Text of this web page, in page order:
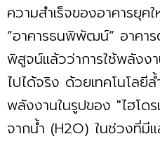
ความสำเร็จของอาคารยุค
“อาคารธนพิพัฒน์” อาคา
พิสูจน์แล้วว่าการใช้พลังง
ไปได้จริง ด้วยเทคโนโลยี
พลังงานในรูปของ "ไฮโด
จากน้ำ (H2O) ในช่วงที่มี